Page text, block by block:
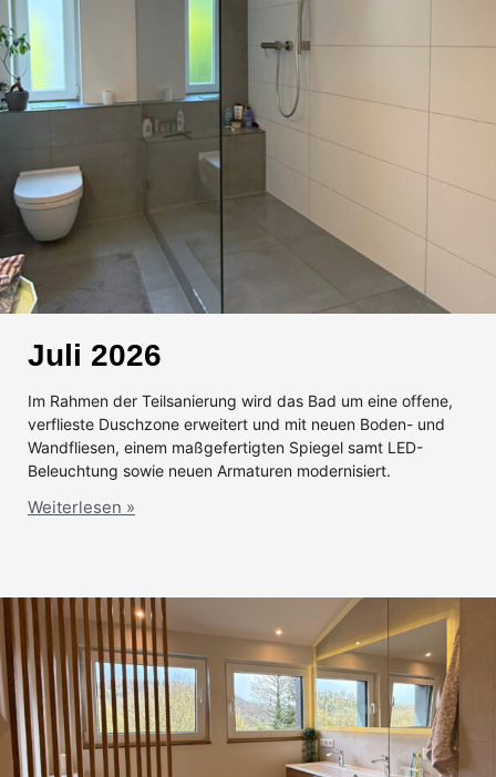
Juli 2026
Im Rahmen der Teilsanierung wird das Bad um eine offene,
verflieste Duschzone erweitert und mit neuen Boden- und
Wandfliesen, einem maßgefertigten Spiegel samt LED-
Beleuchtung sowie neuen Armaturen modernisiert.
Weiterlesen »